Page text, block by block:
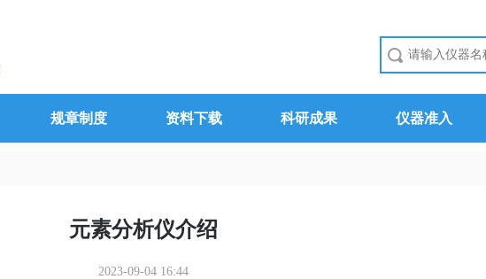
规章制度 资料下载 科研成果 仪器准入
元素分析仪介绍
2023-09-04 16:44